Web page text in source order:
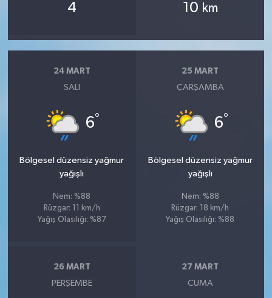
4 10 km
24 MART
SALI
6°
Bölgesel düzensiz yağmur
yağışlı
Nem: %88
Rüzgar: 11 km/h
Yağış Olasılığı: %87
25 MART
ÇARŞAMBA
6°
Bölgesel düzensiz yağmur
yağışlı
Nem: %88
Rüzgar: 18 km/h
Yağış Olasılığı: %88
26 MART
PERŞEMBE
27 MART
CUMA